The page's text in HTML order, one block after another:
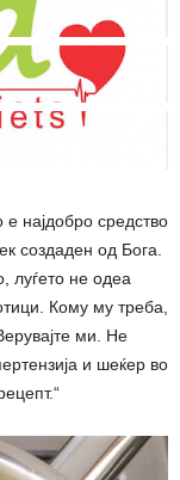
најдобро средство
создаден од Бога.
луѓето не одеа
Кому му треба,
ми. Не
и шеќер во